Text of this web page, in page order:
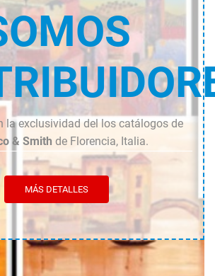
la exclusividad del los catálogos de
& Smith de Florencia, Italia.
MÁS DETALLES